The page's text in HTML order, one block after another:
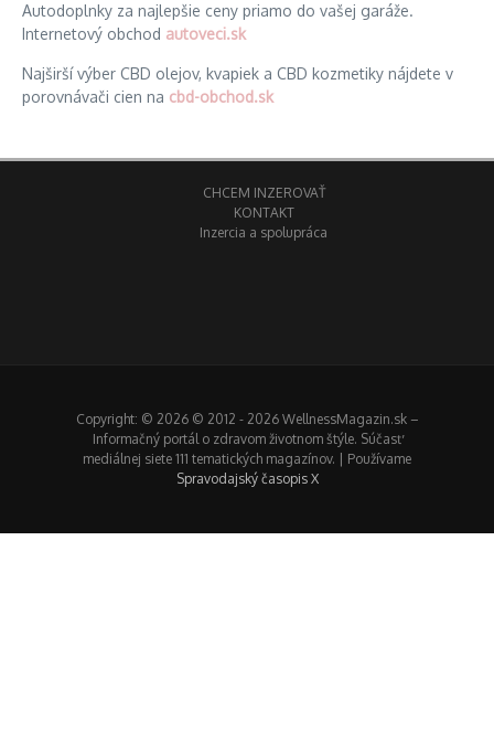
Autodoplnky za najlepšie ceny priamo do vašej garáže.
Internetový obchod autoveci.sk
Najširší výber CBD olejov, kvapiek a CBD kozmetiky nájdete v
porovnávači cien na cbd-obchod.sk
CHCEM INZEROVAŤ
KONTAKT
Inzercia a spolupráca
Copyright: © 2026 © 2012 - 2026 WellnessMagazin.sk –
Informačný portál o zdravom životnom štýle. Súčasť
mediálnej siete 111 tematických magazínov. | Používame
Spravodajský časopis X